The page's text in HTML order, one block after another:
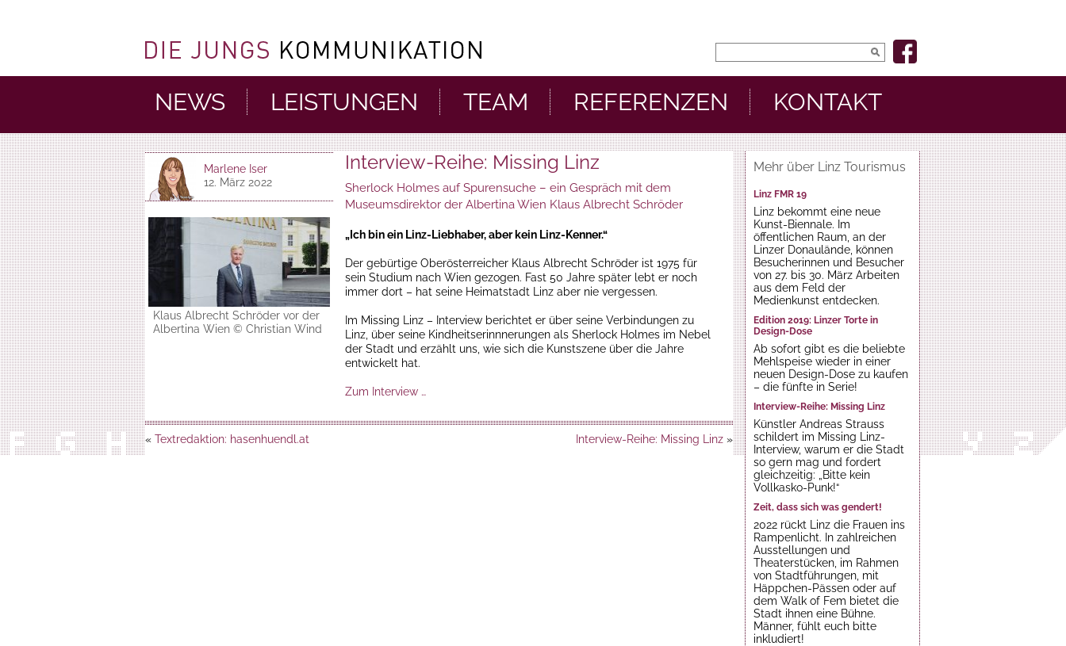
NEWS LEISTUNGEN TEAM REFERENZEN KONTAKT
Marlene Iser
12. März 2022
Klaus Albrecht Schröder vor der
Albertina Wien © Christian Wind
Interview-Reihe: Missing Linz
Sherlock Holmes auf Spurensuche – ein Gespräch mit dem
Museumsdirektor der Albertina Wien Klaus Albrecht Schröder
„Ich bin ein Linz-Liebhaber, aber kein Linz-Kenner.“
Der gebürtige Oberösterreicher Klaus Albrecht Schröder ist 1975 für
sein Studium nach Wien gezogen. Fast 50 Jahre später lebt er noch
immer dort – hat seine Heimatstadt Linz aber nie vergessen.
Im Missing Linz – Interview berichtet er über seine Verbindungen zu
Linz, über seine Kindheitserinnnerungen als Sherlock Holmes im Nebel
der Stadt und erzählt uns, wie sich die Kunstszene über die Jahre
entwickelt hat.
Zum Interview …
Interview-Reihe: Missing Linz »
« Textredaktion: hasenhuendl.at
Mehr über Linz Tourismus
Linz FMR 19
Linz bekommt eine neue
Kunst-Biennale. Im
öffentlichen Raum, an der
Linzer Donaulände, können
Besucherinnen und Besucher
von 27. bis 30. März Arbeiten
aus dem Feld der
Medienkunst entdecken.
Edition 2019: Linzer Torte in
Design-Dose
Ab sofort gibt es die beliebte
Mehlspeise wieder in einer
neuen Design-Dose zu kaufen
– die fünfte in Serie!
Interview-Reihe: Missing Linz
Künstler Andreas Strauss
schildert im Missing Linz-
Interview, warum er die Stadt
so gern mag und fordert
gleichzeitig: „Bitte kein
Vollkasko-Punk!“
Zeit, dass sich was gendert!
2022 rückt Linz die Frauen ins
Rampenlicht. In zahlreichen
Ausstellungen und
Theaterstücken, im Rahmen
von Stadtführungen, mit
Häppchen-Pässen oder auf
dem Walk of Fem bietet die
Stadt ihnen eine Bühne.
Männer, fühlt euch bitte
inkludiert!